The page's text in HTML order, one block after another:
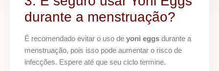
durante a menstruação?
É recomendado evitar o uso de yoni eggs durante a
menstruação, pois isso pode aumentar o risco de
infecções. Espere até que seu ciclo termine.